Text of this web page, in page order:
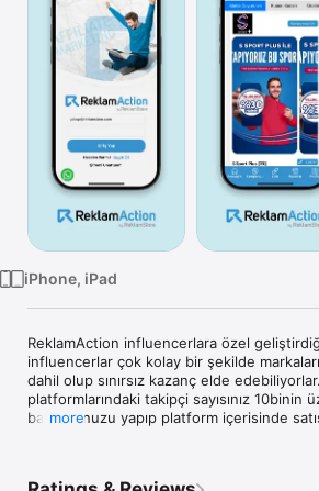
TV
iPhone, iPad
ReklamAction influencerlara özel
influencerlar çok kolay bir şekilde
dahil olup sınırsız kazanç elde
platformlarındaki takipçi sayısınız 10binin
başvurunuzu yapıp platform içerisinde
more